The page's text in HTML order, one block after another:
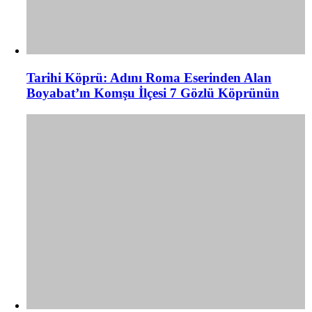
Tarihi Köprü: Adını Roma Eserinden Alan
Boyabat’ın Komşu İlçesi 7 Gözlü Köprünün